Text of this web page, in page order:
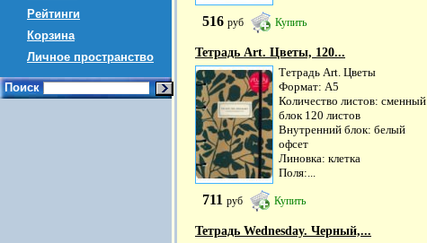
Рейтинги
Корзина
Личное пространство
Поиск
516 руб Купить
Тетрадь Art. Цветы, 120...
Тетрадь Art. Цветы
Формат: А5
Количество листов: сменный
блок 120 листов
Внутренний блок: белый
офсет
Линовка: клетка
Поля:...
711 руб Купить
Тетрадь Wednesday. Черный,...